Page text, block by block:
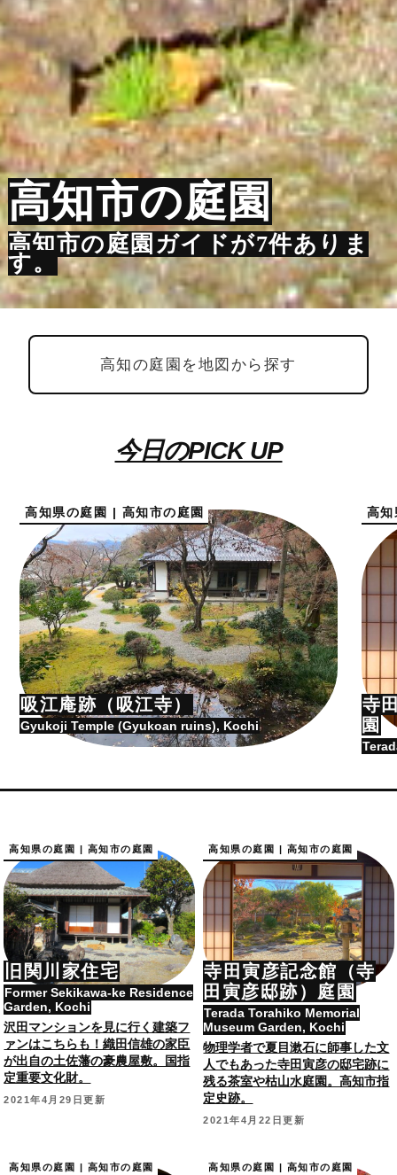
高知市の庭園
高知市の庭園ガイドが7件ありま
す。
高知の庭園を地図から探す
今日のPICK UP
高知県の庭園 | 高知市の庭園
吸江庵跡（吸江寺）
Gyukoji Temple (Gyukoan ruins), Kochi
高
寺
園
高知県の庭園 | 高知市の庭園
旧関川家住宅
Former Sekikawa-ke Residence
Garden, Kochi
沢田マンションを見に行く建築フ
ァンはこちらも！織田信雄の家臣
が出自の土佐藩の豪農屋敷。国指
定重要文化財。
2021年4月29日更新
高知県の庭園 | 高知市の庭園
寺田寅彦記念館（寺
田寅彦邸跡）庭園
Terada Torahiko Memorial
Museum Garden, Kochi
物理学者で夏目漱石に師事した文
人でもあった寺田寅彦の邸宅跡に
残る茶室や枯山水庭園。高知市指
定史跡。
2021年4月22日更新
高知県の庭園 | 高知市の庭園 高知県の庭園 | 高知市の庭園